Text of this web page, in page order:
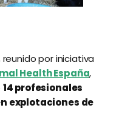
por iniciativa
Health España,
14 profesionales
explotaciones de